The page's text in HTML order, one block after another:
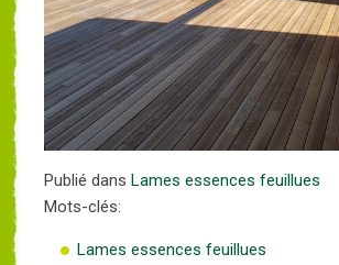
Publié dans Lames essences feuillues
Mots-clés:
Lames essences feuillues